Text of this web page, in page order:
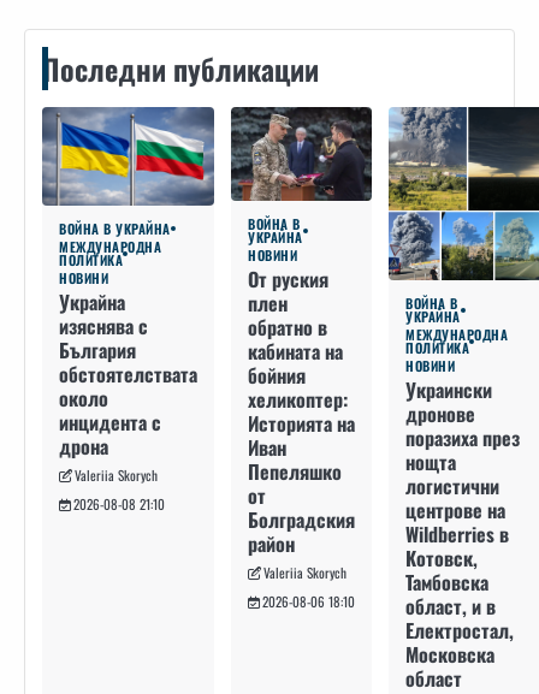
Последни публикации
ВОЙНА В УКРАЙНА
МЕЖДУНАРОДНА
ПОЛИТИКА
НОВИНИ
Украйна
изяснява с
България
обстоятелствата
около
инцидента с
дрона
Valeriia Skorych
2026-08-08 21:10
ВОЙНА В
УКРАЙНА
НОВИНИ
От руския
плен
обратно в
кабината на
бойния
хеликоптер:
Историята на
Иван
Пепеляшко
от
Болградския
район
Valeriia Skorych
2026-08-06 18:10
ВОЙНА В
УКРАЙНА
МЕЖДУНАРОДНА
ПОЛИТИКА
НОВИНИ
Украински
дронове
поразиха през
нощта
логистични
центрове на
Wildberries в
Котовск,
Тамбовска
област, и в
Електростал,
Московска
област